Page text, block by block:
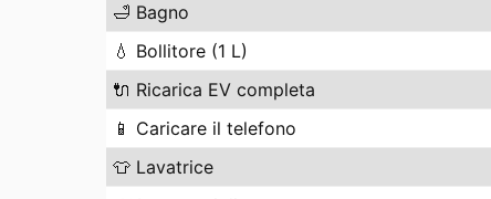
🛁 Bagno
💧 Bollitore (1 L)
🔌 Ricarica EV completa
📱 Caricare il telefono
👕 Lavatrice